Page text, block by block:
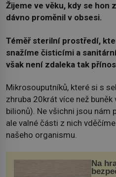
Žijeme ve věku, kdy se hon
dávno proměnil v obsesi.
Téměř sterilní prostředí,
snažíme čisticími a
však není zdaleka tak
Mikrosouputníků, které si s
zhruba 20krát více než
bilionů). Ne všichni jsou nám
ale valné části z nich
našeho organismu.
Na